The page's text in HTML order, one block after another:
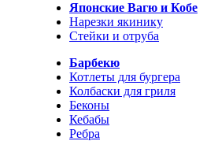
Японские Вагю и Кобе
Нарезки якинику
Стейки и отруба
Барбекю
Котлеты для бургера
Колбаски для гриля
Беконы
Кебабы
Ребра